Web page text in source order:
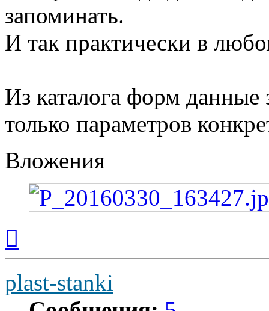
запоминать.
И так практически в
Из каталога форм данные
только параметров
Вложения
началу
plast-stanki